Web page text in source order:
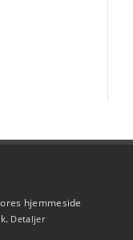
hjemmeside
Detaljer